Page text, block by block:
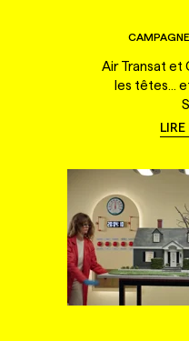
Air Transat et
les têtes...